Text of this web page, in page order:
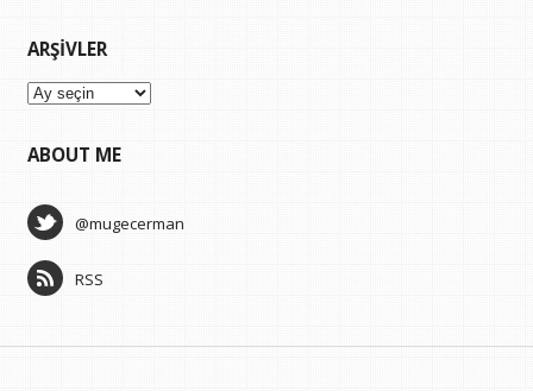
ARŞIVLER
Arşivler
ABOUT ME
@mugecerman
RSS